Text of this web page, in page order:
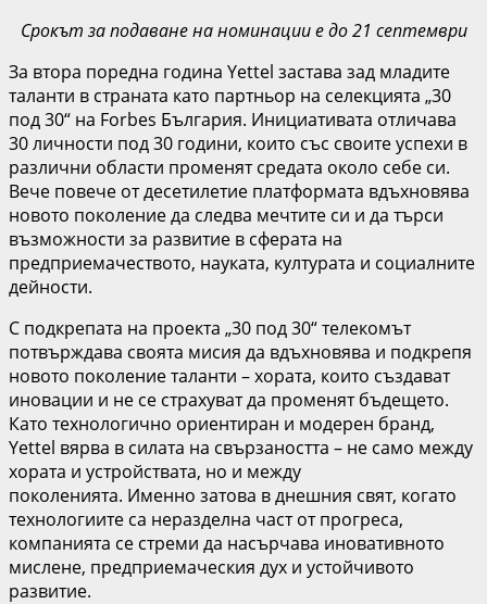
Срокът за подаване на номинации е до 21 септември
За втора поредна година Yettel застава зад младите
таланти в страната като партньор на селекцията „30
под 30“ на Forbes България. Инициативата отличава
30 личности под 30 години, които със своите успехи в
различни области променят средата около себе си.
Вече повече от десетилетие платформата вдъхновява
новото поколение да следва мечтите си и да търси
възможности за развитие в сферата на
предприемачеството, науката, културата и социалните
дейности.
С подкрепата на проекта „30 под 30“ телекомът
потвърждава своята мисия да вдъхновява и подкрепя
новото поколение таланти – хората, които създават
иновации и не се страхуват да променят бъдещето.
Като технологично ориентиран и модерен бранд,
Yettel вярва в силата на свързаността – не само между
хората и устройствата, но и между
поколенията. Именно затова в днешния свят, когато
технологиите са неразделна част от прогреса,
компанията се стреми да насърчава иновативното
мислене, предприемаческия дух и устойчивото
развитие.